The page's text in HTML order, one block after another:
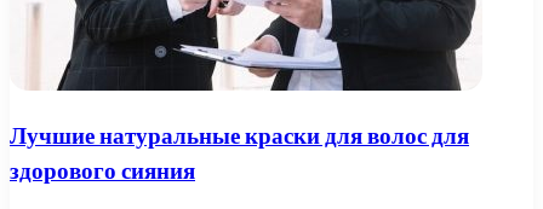
Лучшие натуральные краски для волос для
здорового сияния